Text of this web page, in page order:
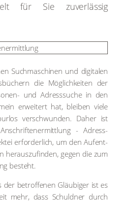
für Sie zuver­läs­sig
Such­ma­schi­nen und digi­ta­len
die Mög­lich­kei­ten der
und Adress­su­che in den
erwei­tert hat, blei­ben vie­le
ver­schwun­den. Daher ist
- Adress­
erfor­der­lich, um den Auf­ent­
her­aus­zu­fin­den, gegen die zum
besteht.
der betrof­fe­nen Gläu­bi­ger ist es
mehr, dass Schuld­ner durch